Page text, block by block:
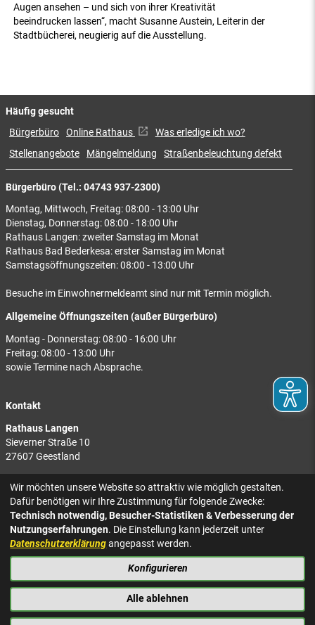
Augen ansehen – und sich von ihrer Kreativität
beeindrucken lassen“, macht Susanne Austein, Leiterin der
Stadtbücherei, neugierig auf die Ausstellung.
Bürgerbüro (Tel.: 04743 937-2300)
Montag, Mittwoch, Freitag: 08:00 - 13:00 Uhr
Dienstag, Donnerstag: 08:00 - 18:00 Uhr
Rathaus Langen: zweiter Samstag im Monat
Rathaus Bad Bederkesa: erster Samstag im Monat
Samstagsöffnungszeiten: 08:00 - 13:00 Uhr
Besuche im Einwohnermeldeamt sind nur mit Termin möglich.
Allgemeine Öffnungszeiten (außer Bürgerbüro)
Montag - Donnerstag: 08:00 - 16:00 Uhr
Freitag: 08:00 - 13:00 Uhr
sowie Termine nach Absprache.
Kontakt
Rathaus Langen
Sieverner Straße 10
27607 Geestland
Rathaus Bad Bederkesa
Am Markt 8
27624 Geestland
Tel.: 04743 937-2300
Häufig gesucht
Bürgerbüro Online Rathaus
Was erledige ich wo?
Stellenangebote
Mängelmeldung Straßenbeleuchtung defekt
KONTAKT
IMPRESSUM
BARRIEREFREIHEIT
NACH OBEN
Wir möchten unsere Website so attraktiv wie möglich gestalten.
Dafür benötigen wir Ihre Zustimmung für folgende Zwecke:
Technisch notwendig, Besucher-Statistiken & Verbesserung der
Nutzungserfahrungen. Die Einstellung kann jederzeit unter
Datenschutzerklärungangepasst werden.
Konfigurieren
Alle ablehnen